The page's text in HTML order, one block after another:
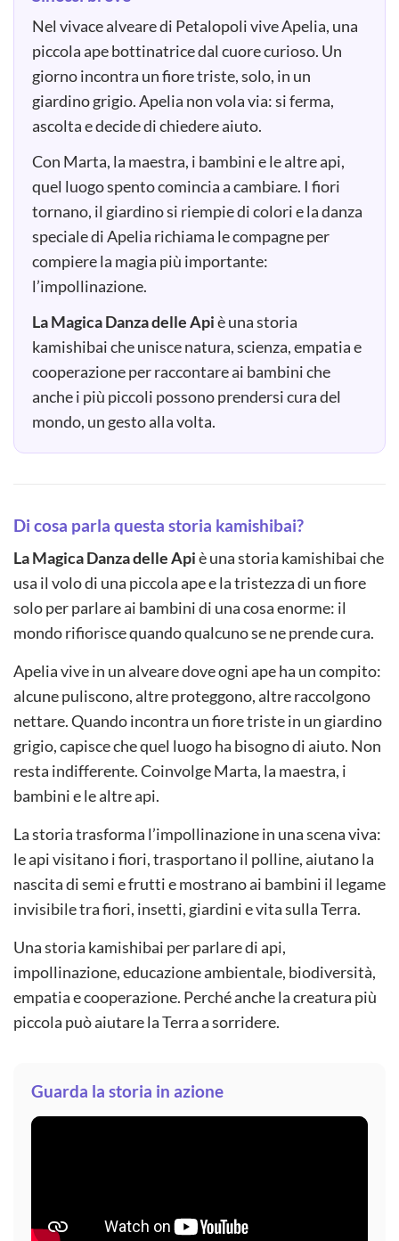
Nel vivace alveare di Petalopoli vive Apelia, una
piccola ape bottinatrice dal cuore curioso. Un
giorno incontra un fiore triste, solo, in un
giardino grigio. Apelia non vola via: si ferma,
ascolta e decide di chiedere aiuto.
Con Marta, la maestra, i bambini e le altre api,
quel luogo spento comincia a cambiare. I fiori
tornano, il giardino si riempie di colori e la danza
speciale di Apelia richiama le compagne per
compiere la magia più importante:
l’impollinazione.
La Magica Danza delle Apiè una storia
kamishibai che unisce natura, scienza, empatia e
cooperazione per raccontare ai bambini che
anche i più piccoli possono prendersi cura del
mondo, un gesto alla volta.
Di cosa parla questa storia kamishibai?
La Magica Danza delle Apiè una storia kamishibai che
usa il volo di una piccola ape e la tristezza di un fiore
solo per parlare ai bambini di una cosa enorme: il
mondo rifiorisce quando qualcuno se ne prende cura.
Apelia vive in un alveare dove ogni ape ha un compito:
alcune puliscono, altre proteggono, altre raccolgono
nettare. Quando incontra un fiore triste in un giardino
grigio, capisce che quel luogo ha bisogno di aiuto. Non
resta indifferente. Coinvolge Marta, la maestra, i
bambini e le altre api.
La storia trasforma l’impollinazione in una scena viva:
le api visitano i fiori, trasportano il polline, aiutano la
nascita di semi e frutti e mostrano ai bambini il legame
invisibile tra fiori, insetti, giardini e vita sulla Terra.
Una storia kamishibai per parlare di api,
impollinazione, educazione ambientale, biodiversità,
empatia e cooperazione. Perché anche la creatura più
piccola può aiutare la Terra a sorridere.
Guarda la storia in azione